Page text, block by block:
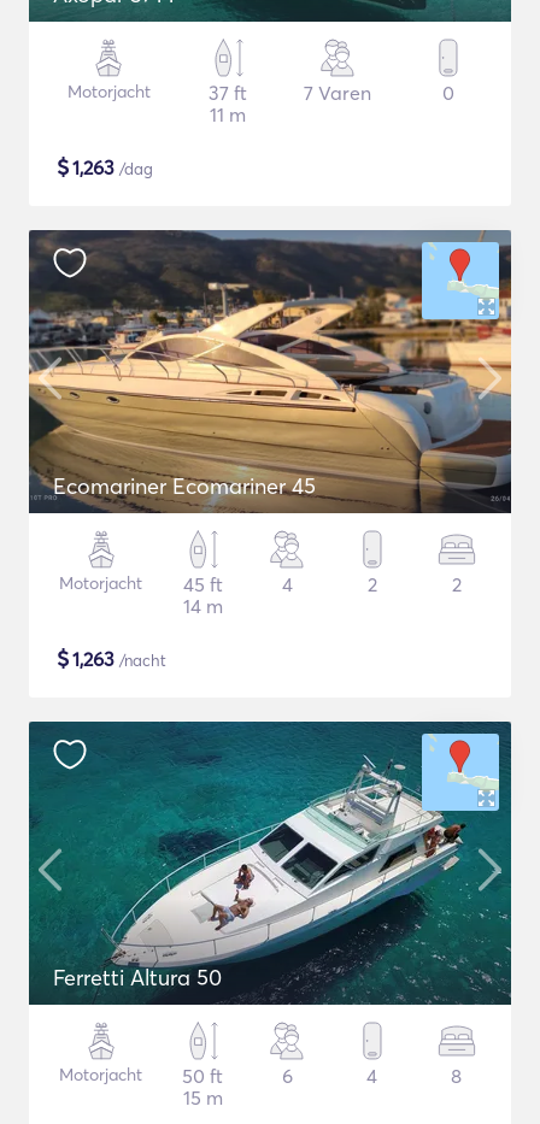
Motorjacht
37 ft
11 m
7 Varen 0
$1,263 /dag
Ecomariner Ecomariner 45
Motorjacht
45 ft
14 m
4 2 2
$1,263 /nacht
Ferretti Altura 50
Motorjacht
50 ft
15 m
6 4 8